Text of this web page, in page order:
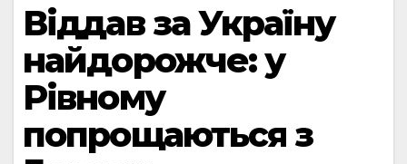
Віддав за Україну
найдорожче: у
Рівному
попрощаються з